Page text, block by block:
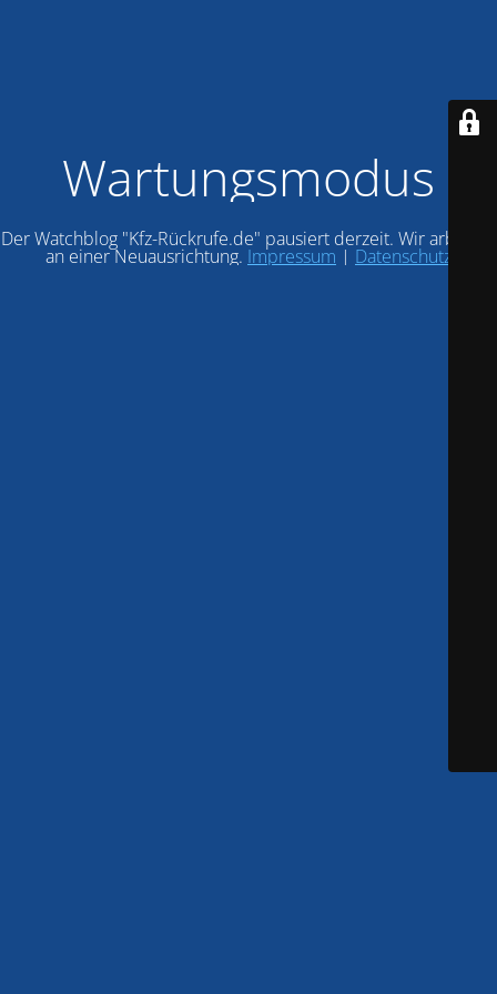
Wartungsmodus
Der Watchblog "Kfz-Rückrufe.de" pausiert derzeit. Wir arbeiten
an einer Neuausrichtung. Impressum | Datenschutz